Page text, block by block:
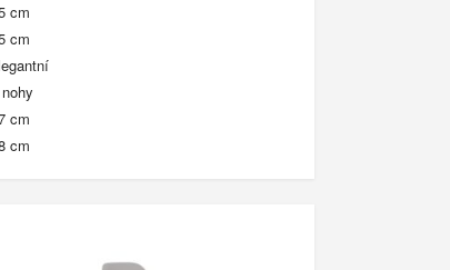
cm
cm
cm
cm